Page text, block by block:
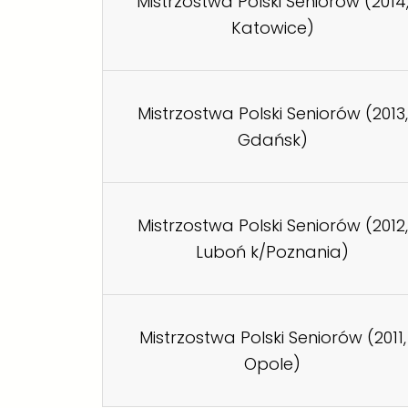
Katowice)
Mistrzostwa Polski Seniorów (2013,
Gdańsk)
Mistrzostwa Polski Seniorów (2012,
Luboń k/Poznania)
Mistrzostwa Polski Seniorów (2011,
Opole)